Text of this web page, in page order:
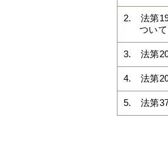
2. 法第19
ついて
3. 法第20
4. 法第20
5. 法第37